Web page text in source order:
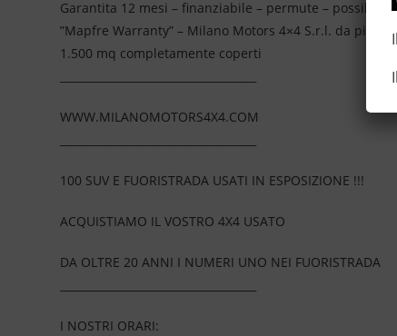
Garantita 12 mesi – finanziabile – permute –
”Mapfre Warranty” – Milano Motors 4×4 S.r.l. da più
1.500 mq completamente coperti
WWW.MILANOMOTORS4X4.COM
100 SUV E FUORISTRADA USATI IN ESPOSIZIONE !!!
ACQUISTIAMO IL VOSTRO 4X4 USATO
DA OLTRE 20 ANNI I NUMERI UNO NEI FUORISTRADA
I NOSTRI ORARI: